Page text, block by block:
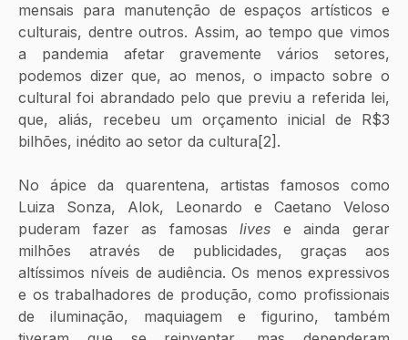
mensais para manutenção de espaços artísticos e
culturais, dentre outros. Assim, ao tempo que vimos
a pandemia afetar gravemente vários setores,
podemos dizer que, ao menos, o impacto sobre o
cultural foi abrandado pelo que previu a referida lei,
que, aliás, recebeu um orçamento inicial de R$3
bilhões, inédito ao setor da cultura[2].
No ápice da quarentena, artistas famosos como
Luiza Sonza, Alok, Leonardo e Caetano Veloso
puderam fazer as famosas lives e ainda gerar
milhões através de publicidades, graças aos
altíssimos níveis de audiência. Os menos expressivos
e os trabalhadores de produção, como profissionais
de iluminação, maquiagem e figurino, também